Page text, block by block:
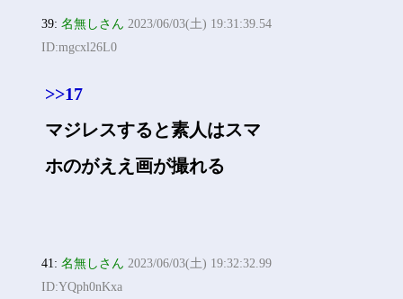
39:名無しさん 2023/06/03(土) 19:31:39.54
ID:mgcxl26L0
>>17
マジレスすると素人はスマ
ホのがええ画が撮れる
41:名無しさん 2023/06/03(土) 19:32:32.99
ID:YQph0nKxa